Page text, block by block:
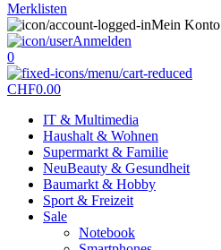
Merklisten
Mein Konto
Anmelden
0
CHF0.00
IT & Multimedia
Haushalt & Wohnen
Supermarkt & Familie
NeuBeauty & Gesundheit
Baumarkt & Hobby
Sport & Freizeit
Sale
Notebook